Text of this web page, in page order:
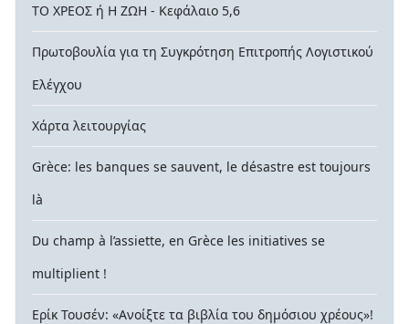
ΤΟ ΧΡΕΟΣ ή Η ΖΩΗ - Κεφάλαιο 5,6
Πρωτοβουλία για τη Συγκρότηση Επιτροπής Λογιστικού
Ελέγχου
Χάρτα λειτουργίας
Grèce: les banques se sauvent, le désastre est toujours
là
Du champ à l’assiette, en Grèce les initiatives se
multiplient !
Ερίκ Τουσέν: «Ανοίξτε τα βιβλία του δημόσιου χρέους»!